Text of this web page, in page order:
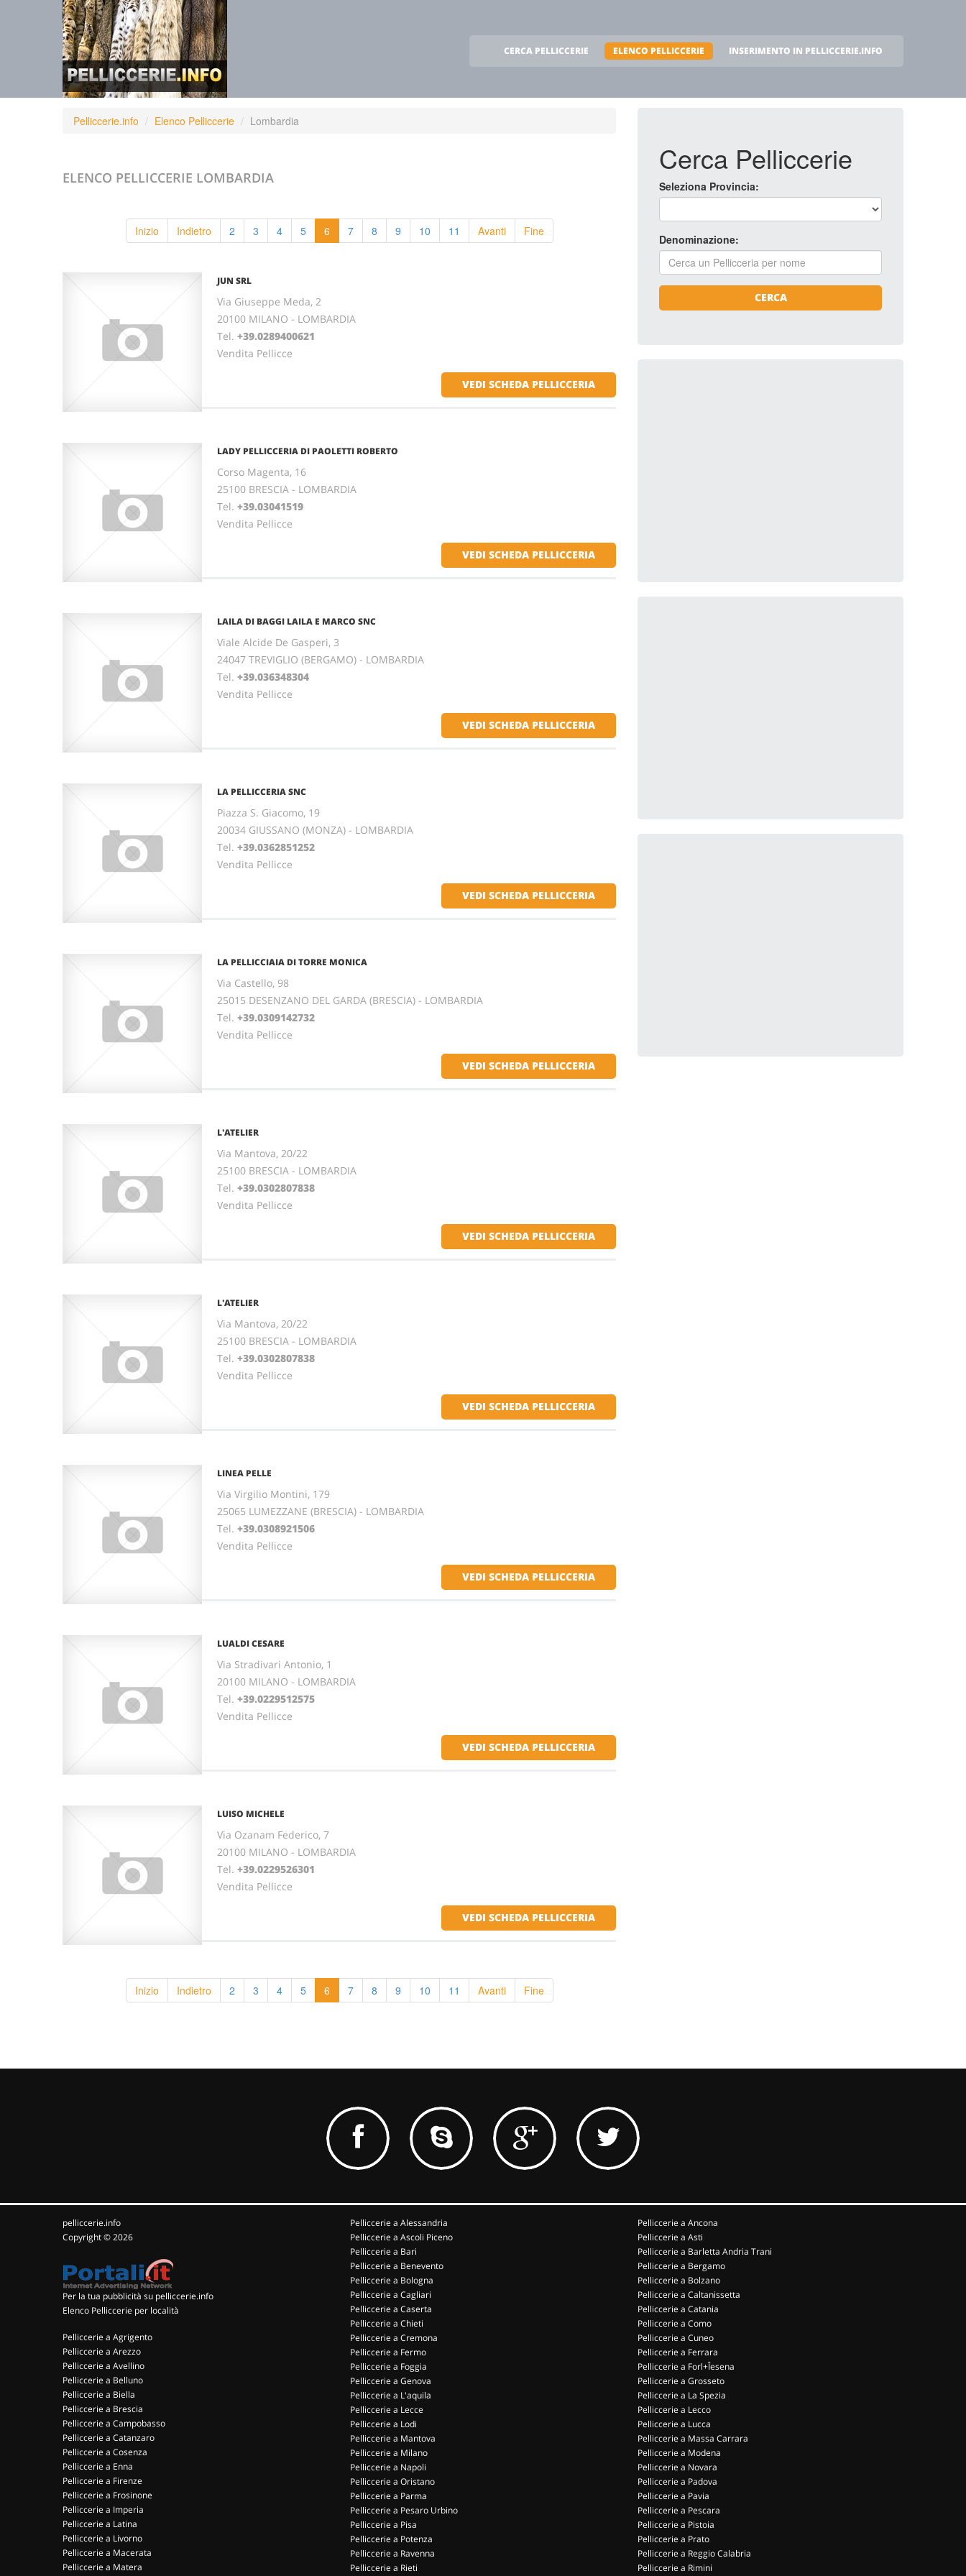
CERCA PELLICCERIE ELENCO PELLICCERIE INSERIMENTO IN PELLICCERIE.INFO
Pelliccerie.info Elenco Pelliccerie Lombardia
ELENCO PELLICCERIE LOMBARDIA
Inizio Indietro 2 3 4 5 6 7 8 9 10 11 Avanti Fine
JUN SRL
Via Giuseppe Meda, 2
20100 MILANO - LOMBARDIA
Tel. +39.0289400621
Vendita Pellicce
VEDI SCHEDA PELLICCERIA
LADY PELLICCERIA DI PAOLETTI ROBERTO
Corso Magenta, 16
25100 BRESCIA - LOMBARDIA
Tel. +39.03041519
Vendita Pellicce
VEDI SCHEDA PELLICCERIA
LAILA DI BAGGI LAILA E MARCO SNC
Viale Alcide De Gasperi, 3
24047 TREVIGLIO (BERGAMO) - LOMBARDIA
Tel. +39.036348304
Vendita Pellicce
VEDI SCHEDA PELLICCERIA
LA PELLICCERIA SNC
Piazza S. Giacomo, 19
20034 GIUSSANO (MONZA) - LOMBARDIA
Tel. +39.0362851252
Vendita Pellicce
VEDI SCHEDA PELLICCERIA
LA PELLICCIAIA DI TORRE MONICA
Via Castello, 98
25015 DESENZANO DEL GARDA (BRESCIA) - LOMBARDIA
Tel. +39.0309142732
Vendita Pellicce
VEDI SCHEDA PELLICCERIA
L'ATELIER
Via Mantova, 20/22
25100 BRESCIA - LOMBARDIA
Tel. +39.0302807838
Vendita Pellicce
VEDI SCHEDA PELLICCERIA
L'ATELIER
Via Mantova, 20/22
25100 BRESCIA - LOMBARDIA
Tel. +39.0302807838
Vendita Pellicce
VEDI SCHEDA PELLICCERIA
LINEA PELLE
Via Virgilio Montini, 179
25065 LUMEZZANE (BRESCIA) - LOMBARDIA
Tel. +39.0308921506
Vendita Pellicce
VEDI SCHEDA PELLICCERIA
LUALDI CESARE
Via Stradivari Antonio, 1
20100 MILANO - LOMBARDIA
Tel. +39.0229512575
Vendita Pellicce
VEDI SCHEDA PELLICCERIA
LUISO MICHELE
Via Ozanam Federico, 7
20100 MILANO - LOMBARDIA
Tel. +39.0229526301
Vendita Pellicce
VEDI SCHEDA PELLICCERIA
Inizio Indietro 2 3 4 5 6 7 8 9 10 11 Avanti Fine
Cerca Pelliccerie
Seleziona Provincia:
Denominazione:
CERCA
pelliccerie.info
Copyright © 2026
Per la tua pubblicità su pelliccerie.info
Elenco Pelliccerie per località
Pelliccerie a Agrigento
Pelliccerie a Arezzo
Pelliccerie a Avellino
Pelliccerie a Belluno
Pelliccerie a Biella
Pelliccerie a Brescia
Pelliccerie a Campobasso
Pelliccerie a Catanzaro
Pelliccerie a Cosenza
Pelliccerie a Enna
Pelliccerie a Firenze
Pelliccerie a Frosinone
Pelliccerie a Imperia
Pelliccerie a Latina
Pelliccerie a Livorno
Pelliccerie a Macerata
Pelliccerie a Matera
Pelliccerie a Alessandria
Pelliccerie a Ascoli Piceno
Pelliccerie a Bari
Pelliccerie a Benevento
Pelliccerie a Bologna
Pelliccerie a Cagliari
Pelliccerie a Caserta
Pelliccerie a Chieti
Pelliccerie a Cremona
Pelliccerie a Fermo
Pelliccerie a Foggia
Pelliccerie a Genova
Pelliccerie a L'aquila
Pelliccerie a Lecce
Pelliccerie a Lodi
Pelliccerie a Mantova
Pelliccerie a Milano
Pelliccerie a Napoli
Pelliccerie a Oristano
Pelliccerie a Parma
Pelliccerie a Pesaro Urbino
Pelliccerie a Pisa
Pelliccerie a Potenza
Pelliccerie a Ravenna
Pelliccerie a Rieti
Pelliccerie a Ancona
Pelliccerie a Asti
Pelliccerie a Barletta Andria Trani
Pelliccerie a Bergamo
Pelliccerie a Bolzano
Pelliccerie a Caltanissetta
Pelliccerie a Catania
Pelliccerie a Como
Pelliccerie a Cuneo
Pelliccerie a Ferrara
Pelliccerie a Forl+Îesena
Pelliccerie a Grosseto
Pelliccerie a La Spezia
Pelliccerie a Lecco
Pelliccerie a Lucca
Pelliccerie a Massa Carrara
Pelliccerie a Modena
Pelliccerie a Novara
Pelliccerie a Padova
Pelliccerie a Pavia
Pelliccerie a Pescara
Pelliccerie a Pistoia
Pelliccerie a Prato
Pelliccerie a Reggio Calabria
Pelliccerie a Rimini